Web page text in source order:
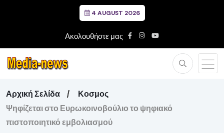
4 AUGUST 2026
Ακολουθήστε μας
Αρχική Σελίδα
Κοσμος
Ψηφίζεται στο Ευρωκοινοβούλιο το ψηφιακό
πιστοποιητικό εμβολιασμού